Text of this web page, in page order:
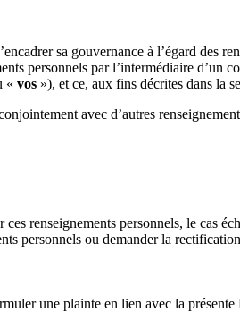
sa gouvernance à l’égard des
personnels par l’intermédiaire d’un
« vos »), et ce, aux fins décrites dans la
avec d’autres
renseignements personnels, le cas
personnels ou demander la
une plainte en lien avec la présente